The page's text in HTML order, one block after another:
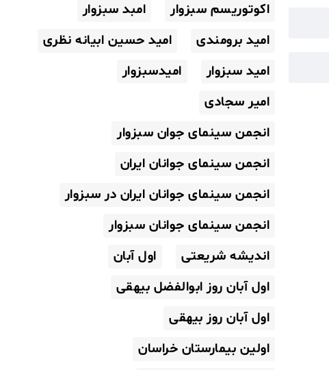
اکوتوریسم سبزوار
امبد سبزوار
امید برومندی
امید حسین ابیانه نظری
امید سبزوار
امیدسبزوار
امیر سجادی
انجمن سینمای جوان سبزوار
انجمن سینمای جوانان ایران
انجمن سینمای جوانان ایران در سبزوار
انجمن سینمای جوانان سبزوار
اندیشه شریعتی
اول آبان
اول آبان روز ابوالفضل بیهقی
اول آبان روز بیهقی
اولین بیمارستان خراسان